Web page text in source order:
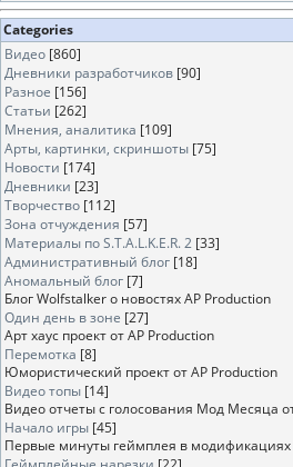
Categories
Видео [860]
Дневники разработчиков [90]
Разное [156]
Статьи [262]
Мнения, аналитика [109]
Арты, картинки, скриншоты [75]
Новости [174]
Дневники [23]
Творчество [112]
Зона отчуждения [57]
Материалы по S.T.A.L.K.E.R. 2 [33]
Административный блог [18]
Аномальный блог [7]
Блог Wolfstalker о новостях AP Production
Один день в зоне [27]
Арт хаус проект от AP Production
Перемотка [8]
Юмористический проект от AP Production
Видео топы [14]
Видео отчеты с голосования Мод Месяца
Начало игры [45]
Первые минуты геймплея в модификациях